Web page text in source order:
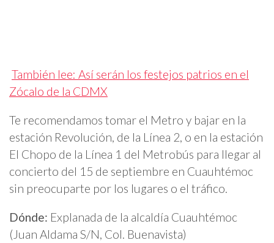
También lee: Así serán los festejos patrios en el
Zócalo de la CDMX
Te recomendamos tomar el Metro y bajar en la
estación Revolución, de la Línea 2, o en la estación
El Chopo de la Línea 1 del Metrobús para llegar al
concierto del 15 de septiembre en Cuauhtémoc
sin preocuparte por los lugares o el tráfico.
Dónde: Explanada de la alcaldía Cuauhtémoc
(Juan Aldama S/N, Col. Buenavista)